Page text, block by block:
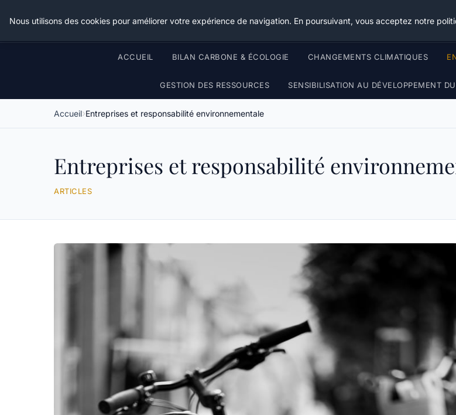
Happy Calyx
ACCUEIL BILAN CARBONE & ÉCOLOGIE CHANGEMENTS CLIMATIQUES
GESTION DES RESSOURCES SENSIBILISATION AU DÉVELOPPEMENT
Accueil Entreprises et responsabilité environnementale
Entreprises et responsabilité
ARTICLES
Nous utilisons des cookies pour améliorer votre expérience de navigation. En poursuivant, vous acceptez notre